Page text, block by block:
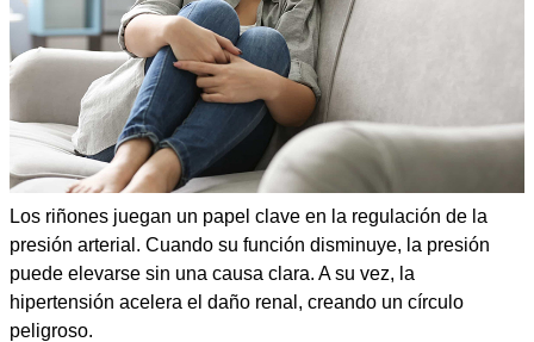
Los riñones juegan un papel clave en la regulación de la
presión arterial. Cuando su función disminuye, la presión
puede elevarse sin una causa clara. A su vez, la
hipertensión acelera el daño renal, creando un círculo
peligroso.